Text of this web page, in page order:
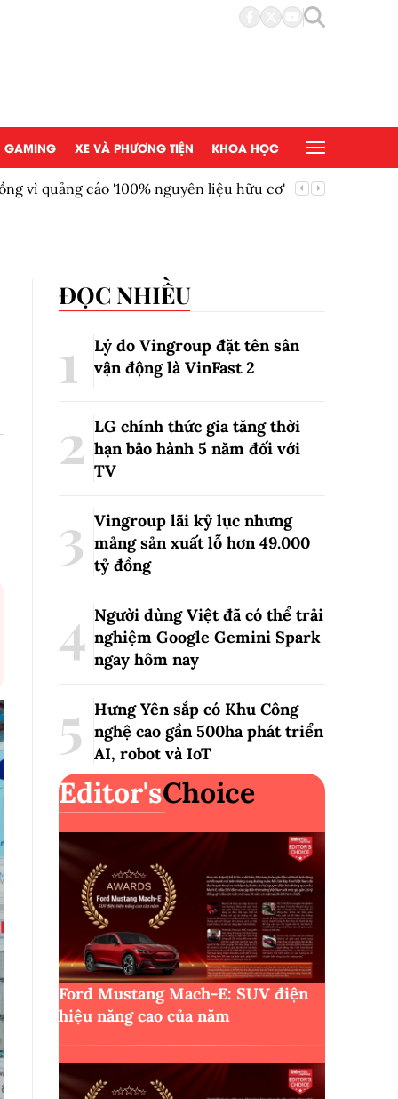
GAMING XE VÀ PHƯƠNG TIỆN KHOA HỌC
vì quảng cáo '100% nguyên liệu hữu cơ'
ĐỌC NHIỀU
Lý do Vingroup đặt tên sân
vận động là VinFast2
LG chính thức gia tăng thời
hạn bảo hành 5 năm đối với
TV
Vingroup lãi kỷ lục nhưng
mảng sản xuất lỗ hơn 49.000
tỷ đồng
Người dùng Việt đã có thể trải
nghiệm Google Gemini Spark
ngay hôm nay
Hưng Yên sắp có Khu Công
nghệ cao gần 500ha phát triển
AI, robot và IoT
Editor'sChoice
Ford Mustang Mach-E: SUV điện
hiệu năng cao của năm